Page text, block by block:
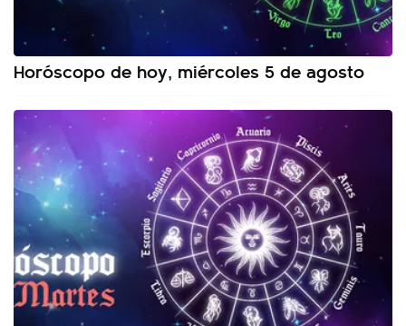
Horóscopo de hoy, miércoles 5 de agosto